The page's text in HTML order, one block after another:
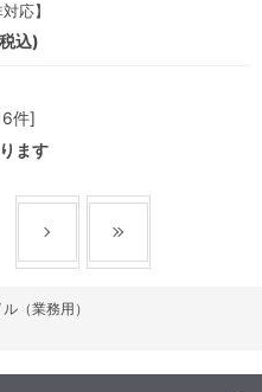
応】
込)
件]
ます
（業務用）